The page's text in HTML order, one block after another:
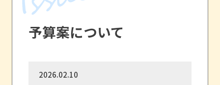
予算案について
2026.02.10